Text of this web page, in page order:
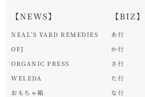
【NEWS】
NEAL'S YARD REMEDIES
OFJ
ORGANIC PRESS
WELEDA
おもちゃ箱
【BIZ】
あ行
か行
さ行
た行
な行